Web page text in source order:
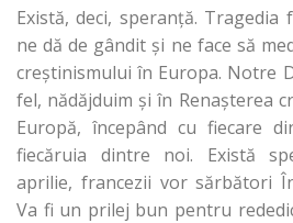
Există, deci, speranță. Tragedia
ne dă de gândit și ne face să
creștinismului în Europa. Notre
fel, nădăjduim și în Renașterea
Europă, începând cu fiecare
fiecăruia dintre noi. Există
aprilie, francezii vor sărbători
Va fi un prilej bun pentru